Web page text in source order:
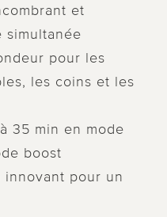
et
simultanée
pour les
les coins et les
35 min en mode
boost
pour un